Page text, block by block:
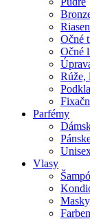
Očné
Očné
Rúže,
Parfémy
Vlasy